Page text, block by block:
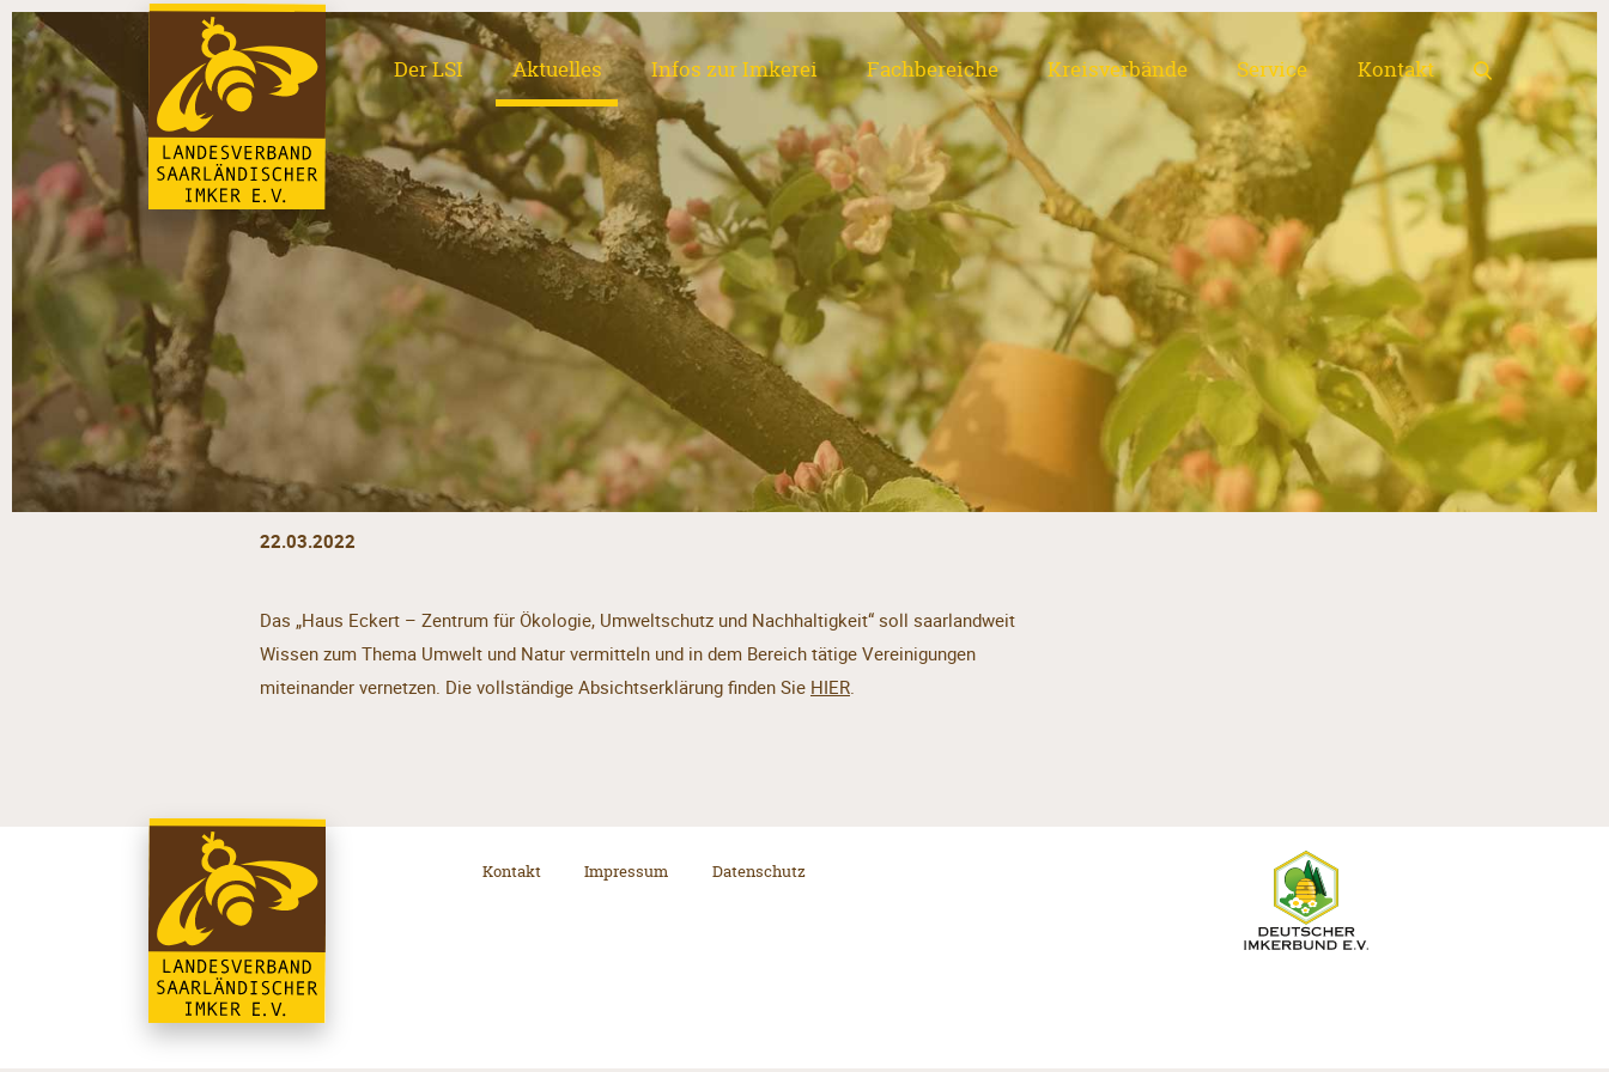
Der LSI Aktuelles Infos zur Imkerei Fachbereiche Kreisverbände Service Kontakt
22.03.2022
Das „Haus Eckert – Zentrum für Ökologie, Umweltschutz und Nachhaltigkeit“ soll saarlandweit
Wissen zum Thema Umwelt und Natur vermitteln und in dem Bereich tätige Vereinigungen
miteinander vernetzen. Die vollständige Absichtserklärung finden Sie HIER.
Kontakt Impressum Datenschutz